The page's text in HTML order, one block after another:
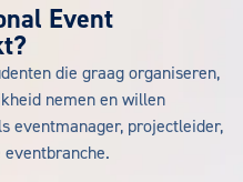
Event
die graag organiseren,
nemen en willen
eventmanager, projectleider,